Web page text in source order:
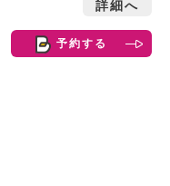
詳細へ
予約する